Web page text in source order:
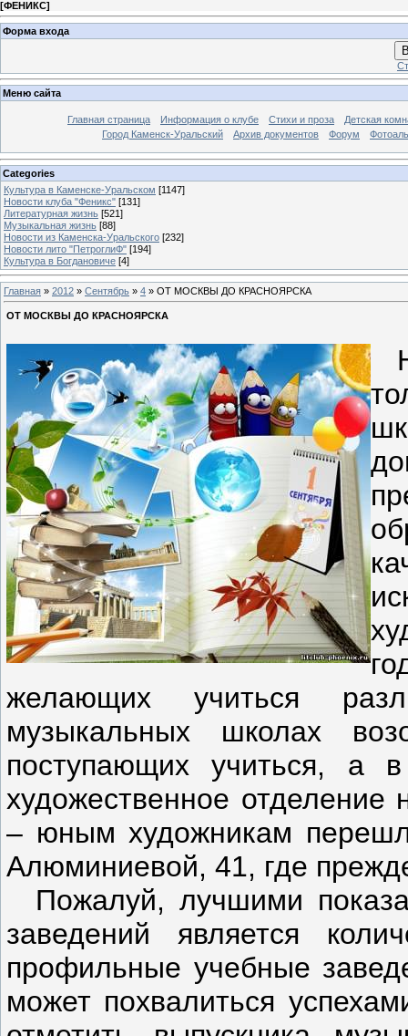
[ФЕНИКС]
Форма входа
Меню сайта
Главная страница Информация о клубе Стихи и проза
Детская
Город Каменск-Уральский
Архив документов Форум
Categories
Культура в Каменске-Уральском [1147]
Новости клуба "Феникс" [131]
Литературная жизнь [521]
Музыкальная жизнь [88]
Новости из Каменска-Уральского [232]
Новости лито "ПетроглиФ" [194]
Культура в Богдановиче [4]
Главная » 2012 » Сентябрь » 4 » ОТ МОСКВЫ ДО КРАСНОЯРСКА
ОТ МОСКВЫ ДО КРАСНОЯРСКА
желающих учиться
музыкальных школах
поступающих учиться,
художественное
– юным художникам
Алюминиевой, 41, где
Пожалуй, лучшими
заведений является
профильные учебные
может похвалиться